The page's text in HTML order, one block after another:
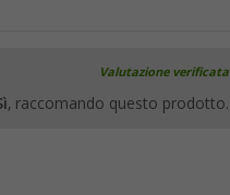
Valutazione verificata
, raccomando questo prodotto.